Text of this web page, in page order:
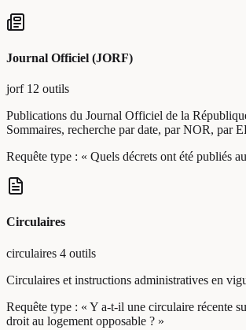
Journal Officiel (JORF)
jorf 12 outils
Publications du Journal Officiel de la
Sommaires, recherche par date, par NOR, par
Requête type : « Quels décrets ont été publiés
Circulaires
circulaires 4 outils
Circulaires et instructions administratives en
Requête type : « Y a-t-il une circulaire récente
droit au logement opposable ? »